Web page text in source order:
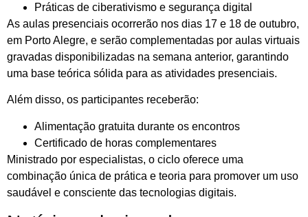
Práticas de ciberativismo e segurança digital
As aulas presenciais ocorrerão nos dias 17 e 18 de outubro,
em Porto Alegre, e serão complementadas por aulas virtuais
gravadas disponibilizadas na semana anterior, garantindo
uma base teórica sólida para as atividades presenciais.
Além disso, os participantes receberão:
Alimentação gratuita durante os encontros
Certificado de horas complementares
Ministrado por especialistas, o ciclo oferece uma
combinação única de prática e teoria para promover um uso
saudável e consciente das tecnologias digitais.